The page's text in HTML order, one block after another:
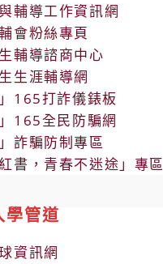
輔導工作資訊網
會粉絲專頁
輔導諮商中心
生涯輔導網
」165打詐儀錶板
」165全民防騙網
詐騙防制專區
紅書，青春不迷途」專區
學管道
資訊網